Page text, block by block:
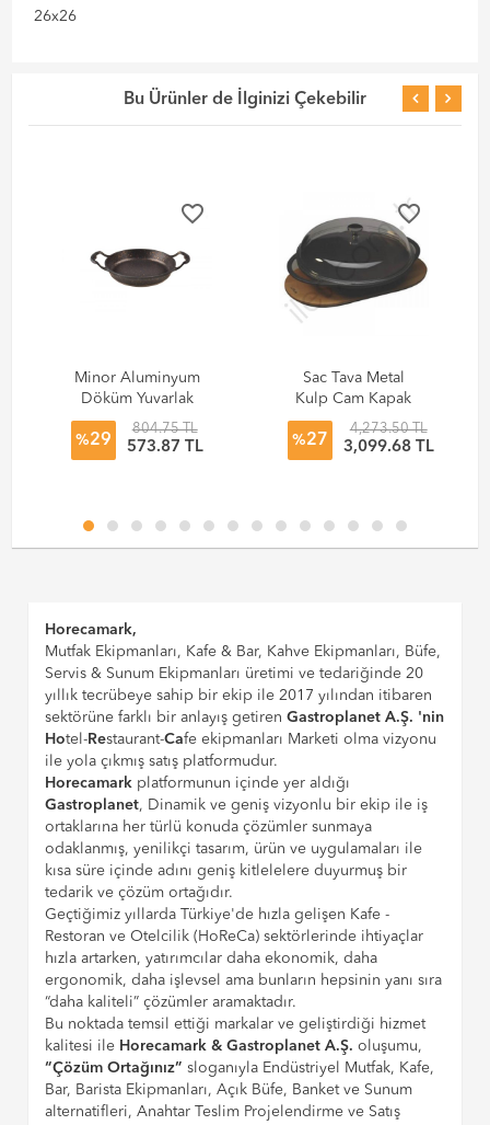
26x26
Bu Ürünler de İlginizi Çekebilir
favorite_border
Minor Aluminyum
Döküm Yuvarlak
Sahan Bronz
Desenli 20 cm
Taşev T3023
%29
804.75 TL
573.87 TL
favorite_border
Sac Tava Metal
Kulp Cam Kapak
Döküm Eco 28 Cm
1,5 Litre
%27
4,273.50 TL
3,099.68 TL
Horecamark,
Mutfak Ekipmanları, Kafe & Bar, Kahve Ekipmanları, Büfe,
Servis & Sunum Ekipmanları üretimi ve tedariğinde 20
yıllık tecrübeye sahip bir ekip ile 2017 yılından itibaren
sektörüne farklı bir anlayış getirenGastroplanet A.Ş. 'nin
Hotel-Restaurant-Cafe ekipmanları Marketi olma vizyonu
ile yola çıkmış satış platformudur.
Horecamark platformunun içinde yer aldığı
Gastroplanet, Dinamik ve geniş vizyonlu bir ekip ile iş
ortaklarına her türlü konuda çözümler sunmaya
odaklanmış, yenilikçi tasarım, ürün ve uygulamaları ile
kısa süre içinde adını geniş kitlelelere duyurmuş bir
tedarik ve çözüm ortağıdır.
Geçtiğimiz yıllarda Türkiye'de hızla gelişen Kafe -
Restoran ve Otelcilik (HoReCa) sektörlerinde ihtiyaçlar
hızla artarken, yatırımcılar daha ekonomik, daha
ergonomik, daha işlevsel ama bunların hepsinin yanı sıra
“daha kaliteli” çözümler aramaktadır.
Bu noktada temsil ettiği markalar ve geliştirdiği hizmet
kalitesi ile Horecamark & Gastroplanet A.Ş. oluşumu,
“Çözüm Ortağınız” sloganıyla Endüstriyel Mutfak, Kafe,
Bar, Barista Ekipmanları, Açık Büfe, Banket ve Sunum
alternatifleri, Anahtar Teslim Projelendirme ve Satış